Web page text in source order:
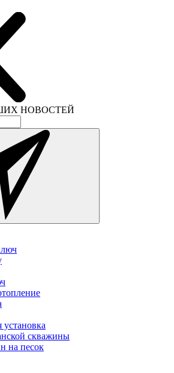
НОВОСТЕЙ
скважины
на песок